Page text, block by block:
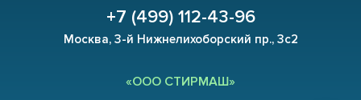
+7 (499) 112-43-96
Москва, 3-й Нижнелихоборский пр., 3с2
«ООО СТИРМАШ»